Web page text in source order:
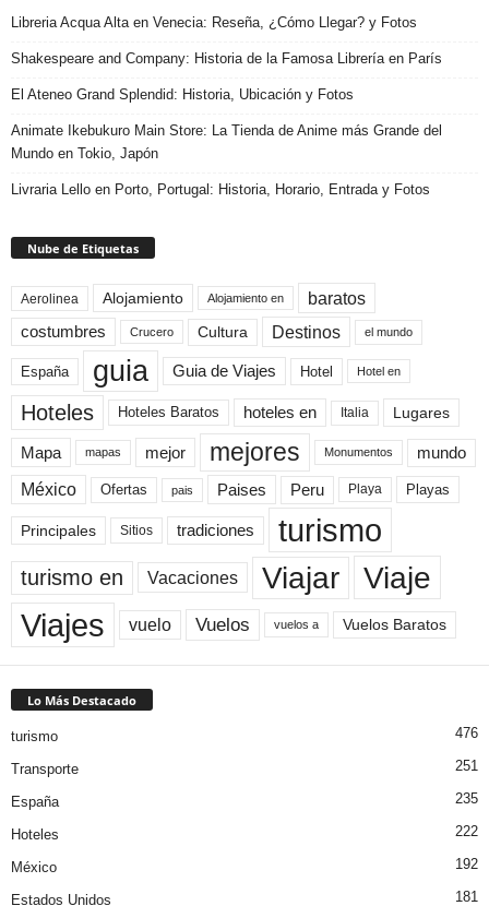
Libreria Acqua Alta en Venecia: Reseña, ¿Cómo Llegar? y Fotos
Shakespeare and Company: Historia de la Famosa Librería en París
El Ateneo Grand Splendid: Historia, Ubicación y Fotos
Animate Ikebukuro Main Store: La Tienda de Anime más Grande del
Mundo en Tokio, Japón
Livraria Lello en Porto, Portugal: Historia, Horario, Entrada y Fotos
Nube de Etiquetas
Aerolinea Alojamiento Alojamiento en baratos
costumbres Crucero Cultura Destinos el mundo
España guia Guia de Viajes Hotel Hotel en
Hoteles Hoteles Baratos hoteles en Italia Lugares
Mapa mapas mejor mejores Monumentos mundo
México Ofertas pais Paises Peru Playa Playas
Principales Sitios tradiciones turismo
turismo en Vacaciones Viajar Viaje
Viajes vuelo Vuelos vuelos a Vuelos Baratos
Lo Más Destacado
turismo 476
Transporte 251
España 235
Hoteles 222
México 192
Estados Unidos 181